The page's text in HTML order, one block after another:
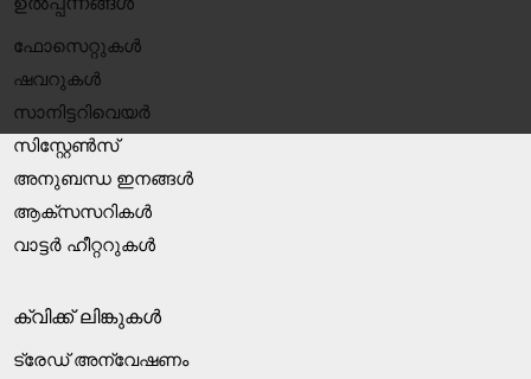
ഫോസെറ്റുകൾ
ഷവറുകൾ
സാനിട്ടറിവെയർ
സിസ്റ്റേൺസ്
അനുബന്ധ ഇനങ്ങൾ
ആക്‌സസറികൾ
വാട്ടർ ഹീറ്ററുകൾ
ക്വിക്ക് ലിങ്കുകൾ
ട്രേഡ് അന്വേഷണം